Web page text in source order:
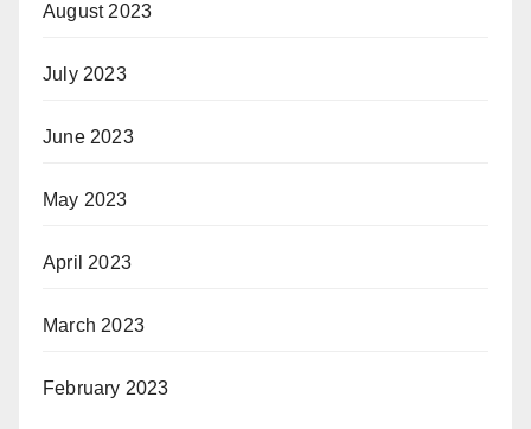
August 2023
July 2023
June 2023
May 2023
April 2023
March 2023
February 2023